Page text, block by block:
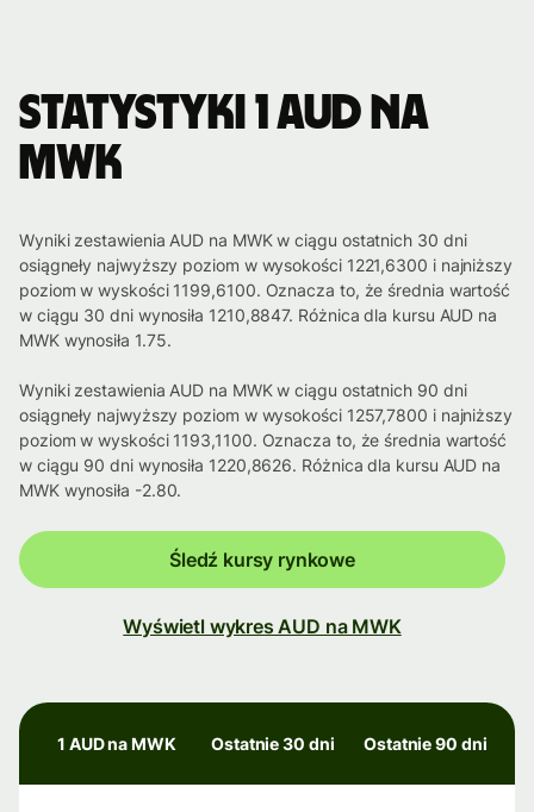
Statystyki 1 AUD na
MWK
Wyniki zestawienia AUD na MWK w ciągu ostatnich 30 dni
osiągneły najwyższy poziom w wysokości 1221,6300 i najniższy
poziom w wyskości 1199,6100. Oznacza to, że średnia wartość
w ciągu 30 dni wynosiła 1210,8847. Różnica dla kursu AUD na
MWK wynosiła 1.75.
Wyniki zestawienia AUD na MWK w ciągu ostatnich 90 dni
osiągneły najwyższy poziom w wysokości 1257,7800 i najniższy
poziom w wyskości 1193,1100. Oznacza to, że średnia wartość
w ciągu 90 dni wynosiła 1220,8626. Różnica dla kursu AUD na
MWK wynosiła -2.80.
Śledź kursy rynkowe
Wyświetl wykres AUD na MWK
1 AUD na MWK Ostatnie 30 dni Ostatnie 90 dni